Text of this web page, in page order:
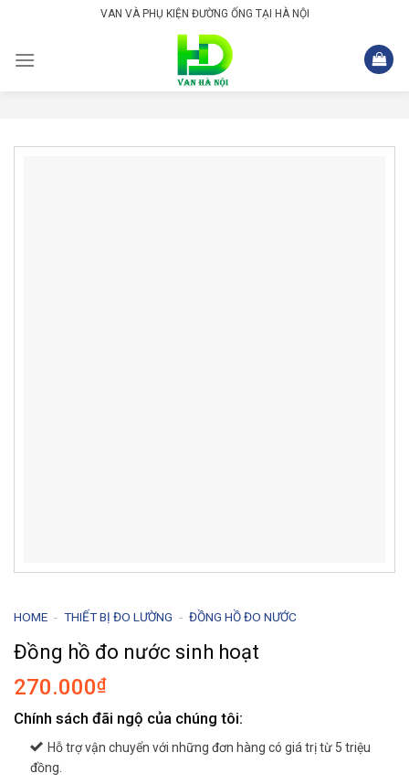
content
VAN VÀ PHỤ KIỆN ĐƯỜNG ỐNG TẠI HÀ NỘI
HOME - THIẾT BỊ ĐO LƯỜNG - ĐỒNG HỒ ĐO NƯỚC
Đồng hồ đo nước sinh hoạt
270.000₫
Chính sách đãi ngộ của chúng tôi:
Hỗ trợ vận chuyển với những đơn hàng có giá trị từ 5 triệu
đồng.